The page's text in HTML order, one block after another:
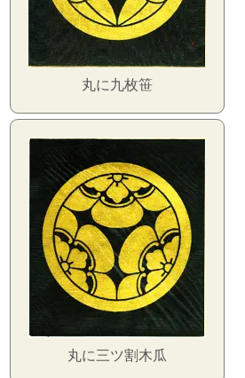
丸に九枚笹
丸に三ツ割木瓜